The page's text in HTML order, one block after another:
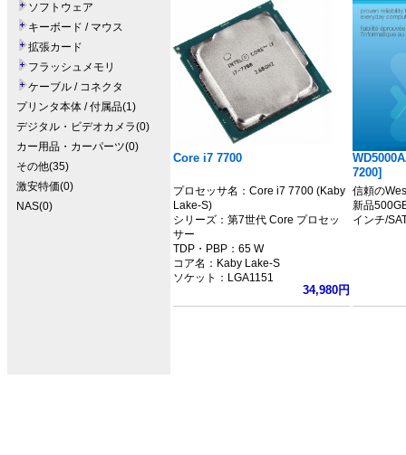
ソフトウェア
キーボード / マウス
拡張カード
フラッシュメモリ
ケーブル / コネクタ
プリンタ本体 / 付属品(1)
デジタル・ビデオカメラ(0)
カー用品・カーパーツ(0)
その他(35)
激安特価(0)
NAS(0)
Core i7 7700
プロセッサ名：Core i7 7700 (Kaby
Lake-S)
シリーズ：第7世代 Core プロセッ
サー
TDP・PBP：65 W
コア名：Kaby Lake-S
ソケット：LGA1151
L3キャッシュ：8MB
34,980円
7200]
信頼の
新品
インチ/